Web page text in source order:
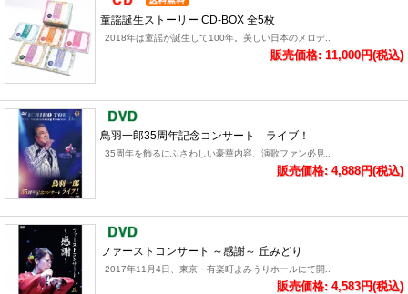
童謡誕生ストーリー CD-BOX 全5枚
2018年は童謡が誕生して100年。美しい日本のメロデ..
販売価格: 11,000円(税込)
鳥羽一郎35周年記念コンサート ライブ！
35周年を飾るにふさわしい豪華内容、演歌ファン必見..
販売価格: 4,888円(税込)
ファーストコンサート ～感謝～ 丘みどり
2017年11月4日、東京・有楽町よみうりホールにて開..
販売価格: 4,583円(税込)